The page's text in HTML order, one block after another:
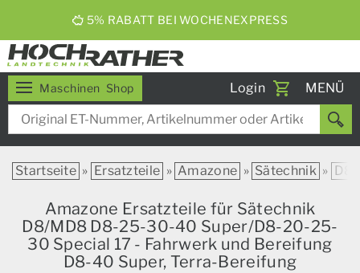
ERNTEBIER 2026
Maschinen Shop Login
Toggle
MENÜ
Startseite » Ersatzteile » Amazone » Sätechnik »
Amazone Ersatzteile für Sätechnik
D8/MD8 D8-25-30-40 Super/D8-20-25-
30 Special 17 - Fahrwerk und Bereifung
D8-40 Super, Terra-Bereifung